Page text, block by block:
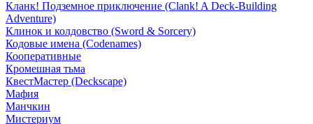
Кланк! Подземное приключение (Clank! A Deck-Building
Adventure)
Клинок и колдовство (Sword & Sorcery)
Кодовые имена (Codenames)
Кооперативные
Кромешная тьма
КвестМастер (Deckscape)
Мафия
Манчкин
Мистериум